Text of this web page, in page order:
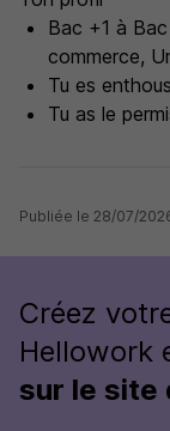
Bac +1 à
commerce,
Tu es
Tu as le
Publiée le 28/07/
Créez
Hellowork
sur le site